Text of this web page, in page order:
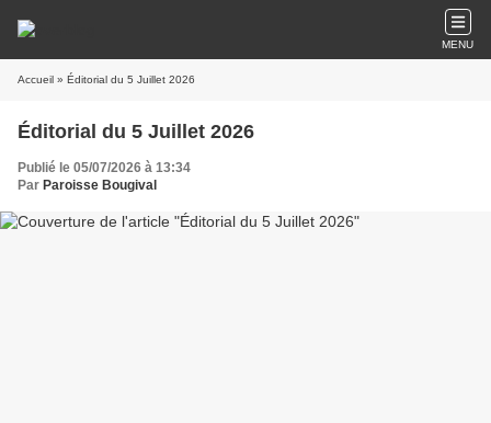
MENU
Accueil » Éditorial du 5 Juillet 2026
Éditorial du 5 Juillet 2026
Publié le 05/07/2026 à 13:34
Par Paroisse Bougival